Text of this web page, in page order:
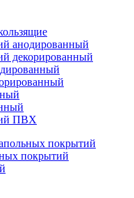
анодированный
декорированный
ПВХ
покрытий
покрытий